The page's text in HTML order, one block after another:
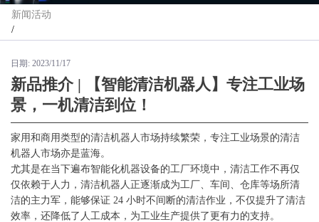
新闻活动
/
日期: 2023/11/17
新品推介 | 【智能清洁机器人】专注工业场
景，一机清洁到位！
家用和商用类型的清洁机器人市场持续繁荣，专注工业场景的清洁
机器人市场亦是蓝海。
尤其是在当下遍布智能化机器设备的工厂环境中，清洁工作不再仅
仅依赖于人力，清洁机器人正逐渐成为工厂、车间、仓库等场所清
洁的主力军，能够保证 24 小时不间断的清洁作业，不仅提升了清洁
效率，还降低了人工成本，为工业生产提供了更有力的支持。